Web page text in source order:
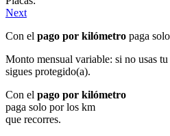
Next
Con el pago por kilómetro paga
Monto mensual variable: si no usas
sigues protegido(a).
Con el pago por kilómetro
paga solo por los km
que recorres.